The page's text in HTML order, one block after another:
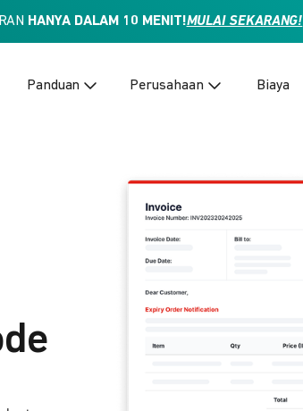
HANYA DALAM 10 MENIT!MULAI SEKARANG!
Panduan Perusahaan Biaya